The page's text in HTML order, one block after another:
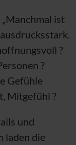
ist
?
?
Gefühle
Mitgefühl ?
und
laden die